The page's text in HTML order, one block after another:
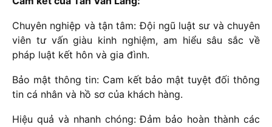
Chuyên nghiệp và tận tâm: Đội ngũ luật sư và chuyên
viên tư vấn giàu kinh nghiệm, am hiểu sâu sắc về
pháp luật kết hôn và gia đình.
Bảo mật thông tin: Cam kết bảo mật tuyệt đối thông
tin cá nhân và hồ sơ của khách hàng.
Hiệu quả và nhanh chóng: Đảm bảo hoàn thành các